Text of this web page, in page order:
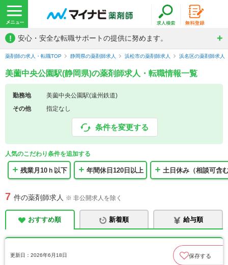
! 安心・安全な転職サポートの提供に努めます。
薬剤師の求人・転職TOP 静岡県の薬剤師求人 浜松市の薬剤師求人 浜名区の薬剤師求人
美薗中央公園駅(静岡県)の薬剤師求人・転職情報一覧
勤務地
美薗中央公園駅(遠州鉄道)
その他
指定なし
条件を変更する
人気のこだわり条件を追加する
残業月10ｈ以下 年間休日120日以上 土日休み（相談可含
7 件の薬剤師求人 ※ 非公開求人を除く
おすすめ順 新着順 給与順
更新日：2026年6月18日 保存する